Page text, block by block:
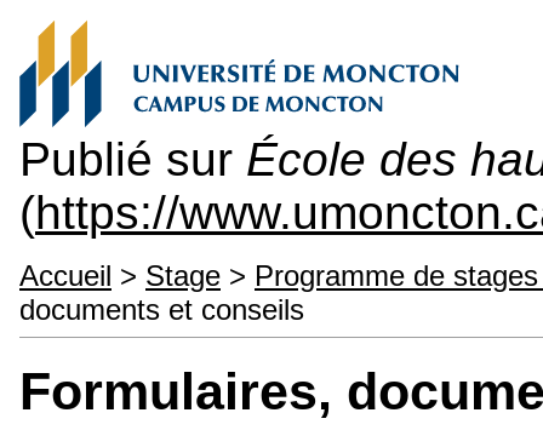
Publié sur École des
(https://
Accueil > Stage > Programme de
documents et conseils
Formulaires,